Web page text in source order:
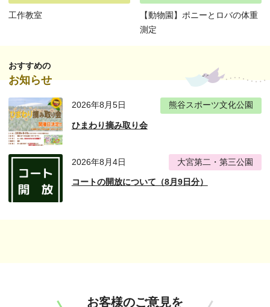
工作教室
【動物園】ポニーとロバの体重
測定
おすすめの
お知らせ
2026年8月5日 熊谷スポーツ文化公園
ひまわり摘み取り会
2026年8月4日 大宮第二・第三公園
コートの開放について（8月9日分）
お客様のご意見を